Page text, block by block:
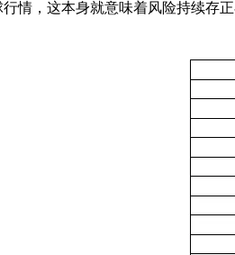
情，这本身就意味着风险持续存